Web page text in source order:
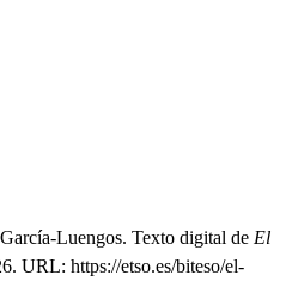
Luengos. Texto digital de El
URL: https://etso.es/biteso/el-